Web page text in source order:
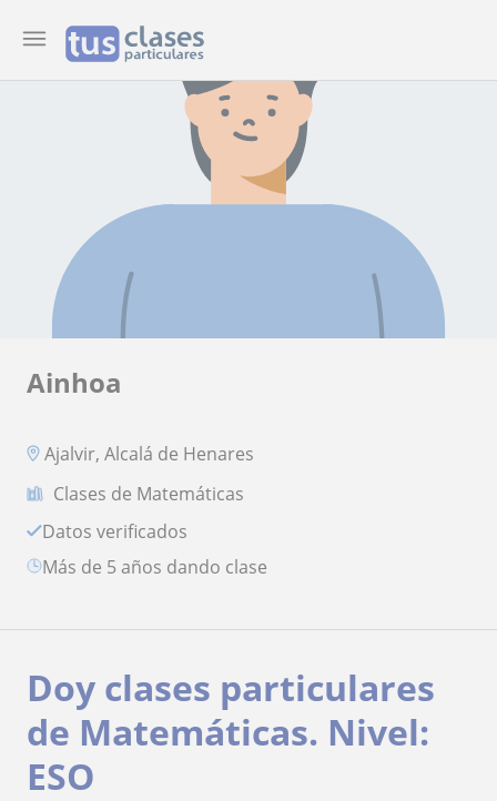
Ainhoa
Ajalvir, Alcalá de Henares
Clases de Matemáticas
Datos verificados
más de 5 años dando clase
Doy clases particulares
de Matemáticas. Nivel:
ESO